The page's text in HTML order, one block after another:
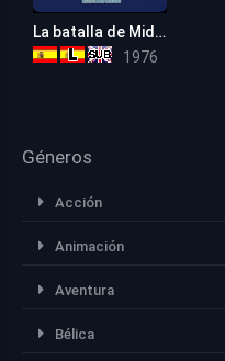
La batalla de Midway
1976
Géneros
Acción
Animación
Aventura
Bélica